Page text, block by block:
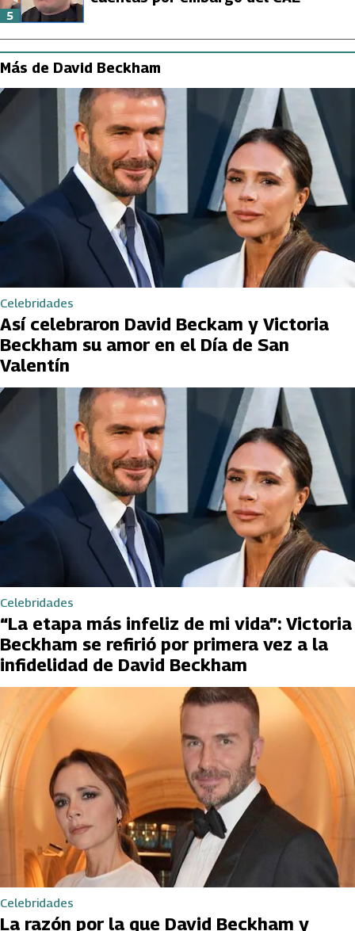
5
Más de David Beckham
Celebridades
Así celebraron David Beckam y Victoria
Beckham su amor en el Día de San
Valentín
Celebridades
“La etapa más infeliz de mi vida”: Victoria
Beckham se refirió por primera vez a la
infidelidad de David Beckham
Celebridades
La razón por la que David Beckham y